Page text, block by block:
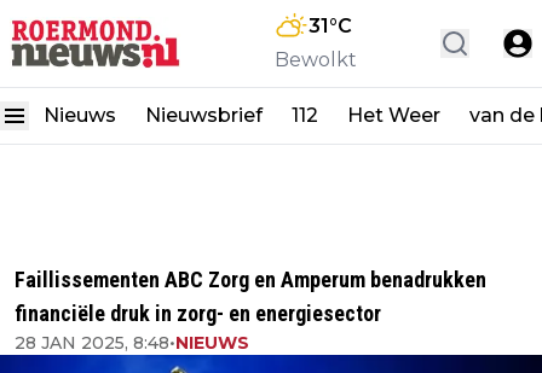
31°C
Bewolkt
Nieuws Nieuwsbrief 112 Het Weer van de
Faillissementen ABC Zorg en Amperum benadrukken
financiële druk in zorg- en energiesector
28 JAN 2025, 8:48•NIEUWS